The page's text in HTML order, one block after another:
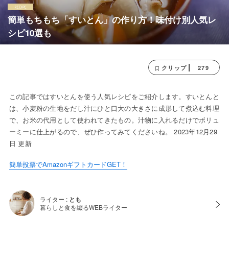
簡単もちもち「すいとん」の作り方！味付け別人気レ
シピ10選も
クリップ 279
この記事ではすいとんを使う人気レシピをご紹介します。すいとんと
は、小麦粉の生地をだし汁にひと口大の大きさに成形して煮込む料理
で、お米の代用として使われてきたもの。汁物に入れるだけでボリュ
ーミーに仕上がるので、ぜひ作ってみてくださいね。 2023年12月29
日 更新
簡単投票でAmazonギフトカードGET！
ライター : とも
暮らしと食を綴るWEBライター